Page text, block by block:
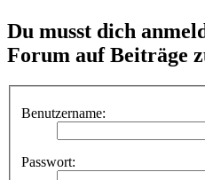
Du musst dich
Forum auf Beiträge
Benutzername:
Passwort: